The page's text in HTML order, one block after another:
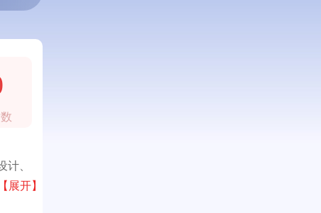
、
京奥
【展开】